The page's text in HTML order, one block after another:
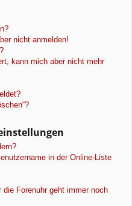
nicht anmelden!
kann mich aber nicht mehr
in der Online-Liste
die Forenuhr geht immer noch